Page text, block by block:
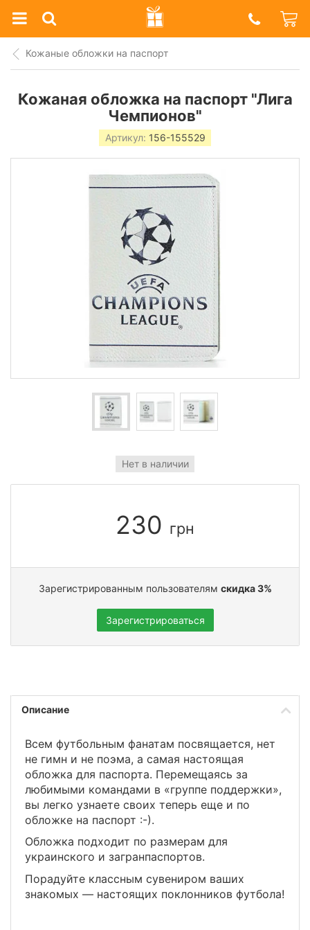
Prazdnik
Shop
Кожаные обложки на паспорт
Кожаная обложка на паспорт "Лига
Чемпионов"
Артикул: 156-155529
Нет в наличии
230 грн
Зарегистрированным пользователям скидка 3%
Зарегистрироваться
Описание
Всем футбольным фанатам посвящается, нет
не гимн и не поэма, а самая настоящая
обложка для паспорта. Перемещаясь за
любимыми командами в «группе поддержки»,
вы легко узнаете своих теперь еще и по
обложке на паспорт :-).
Обложка подходит по размерам для
украинского и загранпаспортов.
Порадуйте классным сувениром ваших
знакомых — настоящих поклонников футбола!